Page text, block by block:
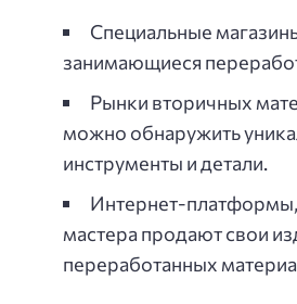
Специальные
занимающиеся
Рынки вторичных
можно обнаружить
инструменты и детали.
Интернет-
мастера продают свои
переработанных